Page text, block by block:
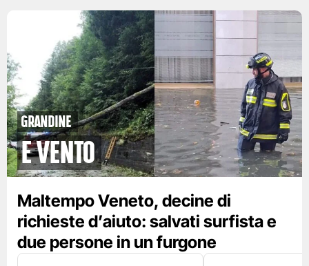
grandine
e vento
Maltempo Veneto, decine di
richieste d’aiuto: salvati surfista e
due persone in un furgone